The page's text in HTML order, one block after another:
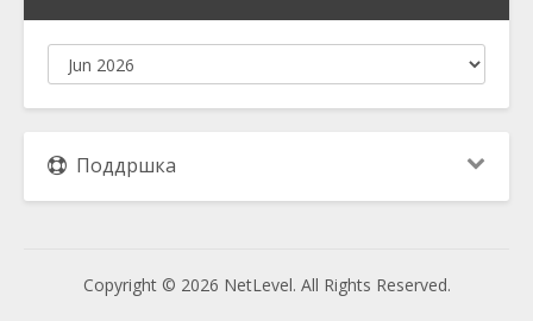
Поддршка
Copyright © 2026 NetLevel. All Rights Reserved.